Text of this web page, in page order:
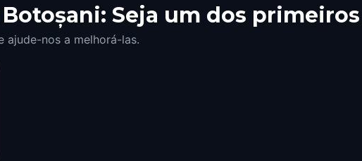
Seja um dos
ajude-nos a melhorá-las.